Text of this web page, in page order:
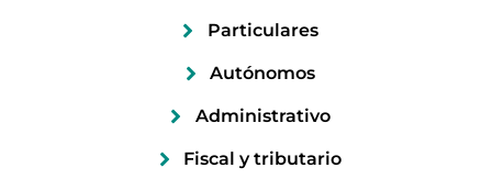
Particulares
Autónomos
Administrativo
Fiscal y tributario